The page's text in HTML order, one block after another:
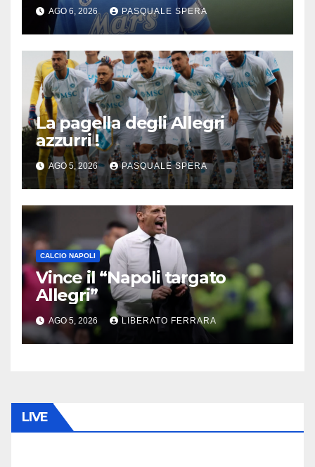
AGO 6, 2026 PASQUALE SPERA
La pagella degli Allegri
azzurri !
AGO 5, 2026 PASQUALE SPERA
CALCIO NAPOLI
Vince il “Napoli targato
Allegri”
AGO 5, 2026 LIBERATO FERRARA
LIVE